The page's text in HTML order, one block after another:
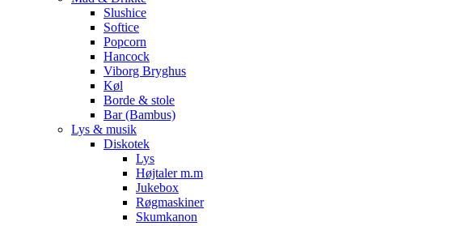
Slushice
Softice
Popcorn
Hancock
Viborg Bryghus
Køl
Borde & stole
Bar (Bambus)
Lys & musik
Diskotek
Lys
Højtaler m.m
Jukebox
Røgmaskiner
Skumkanon